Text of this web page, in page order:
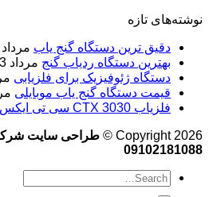
نوشته‌های تازه
دقیق ترین دستگاه گنج یاب مرداد 14, 1405
بهترین دستگاه ردیاب گنج مرداد 13, 1405
دستگاه ژئوفیزیک برای فلزیابی
قیمت دستگاه گنج یاب موبایلی
فلزیاب CTX 3030 سی تی ایکس 3030
Copyright 2026 ©
طراحی سایت
09102181088